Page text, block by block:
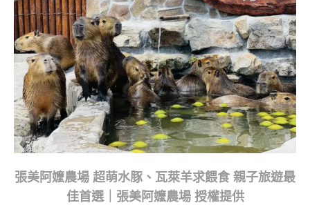
張美阿嬤農場 超萌水豚、瓦萊羊求餵食 親子旅遊最
佳首選｜張美阿嬤農場 授權提供